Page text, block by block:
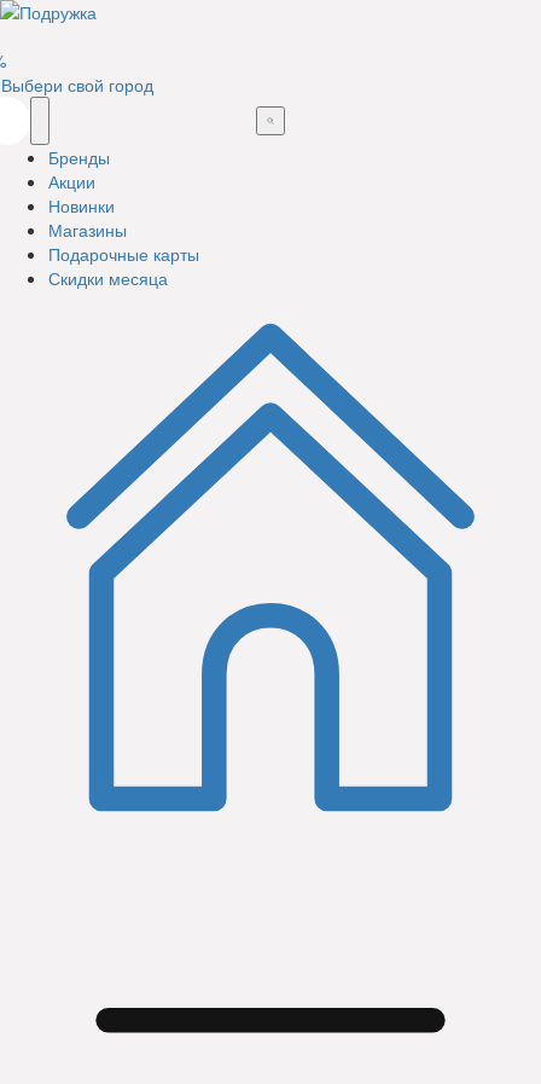
Выбери свой город
Бренды
Акции
Новинки
Магазины
Подарочные карты
Скидки месяца